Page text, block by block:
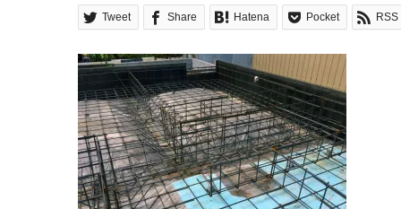
Tweet Share Hatena Pocket RSS